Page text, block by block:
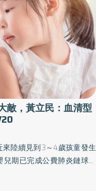
敵，黃立民：血清型
陸續見到3～4歲孩童發生
期已完成公費肺炎鏈球菌